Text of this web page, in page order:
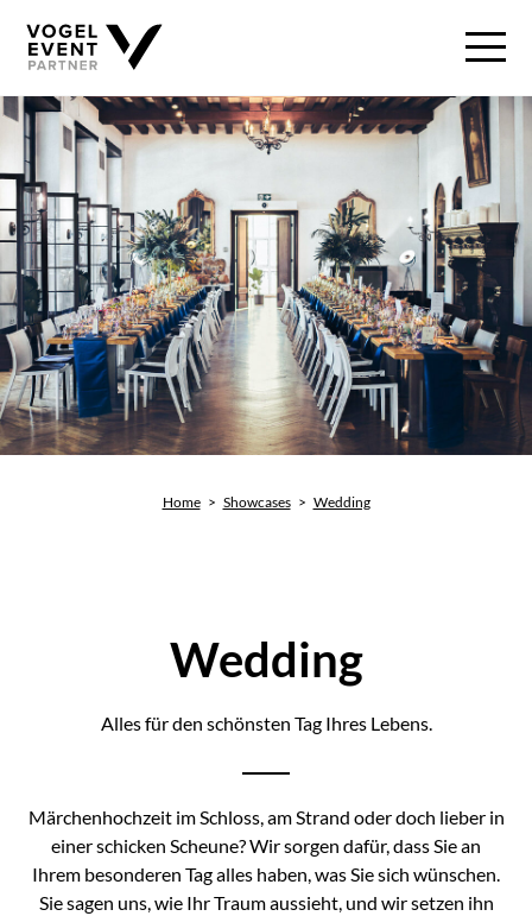
Home > Showcases > Wedding
Wedding
Alles für den schönsten Tag Ihres Lebens.
Märchenhochzeit im Schloss, am Strand oder doch lieber in
einer schicken Scheune? Wir sorgen dafür, dass Sie an
Ihrem besonderen Tag alles haben, was Sie sich wünschen.
Sie sagen uns, wie Ihr Traum aussieht, und wir setzen ihn